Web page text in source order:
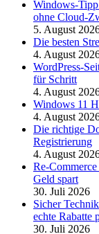
Windows-
ohne Cloud-
5. August
Die besten
4. August
WordPress-
für Schritt
4. August
Windows 11
4. August
Die richtige
Registrierung
4. August
Re-
Geld spart
30. Juli 2026
Sicher
echte Rabatte
30. Juli 2026